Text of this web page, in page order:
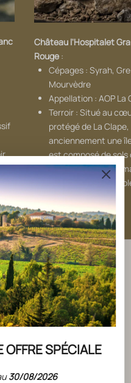
SPÉCIALE
30/08/2026
Château l'Hospitalet
Rouge:
Cépages : Syrah,
Mourvèdre
Appellation : AOP La
Terroir : Situé au
protégé de La Clape,
anciennement une
est composé de sols
bénéficiant d'un
méditerranéen
En savoir plus
du Sud de la
l'excellence,
de Vivre en chaque
VALEURS